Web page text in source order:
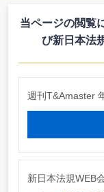
東京高等裁判所第19民
の英文添削に係る差額負
われた控訴審で、差額負
原判決を取消し､更正処
事案の概要
当ページの閲覧
び新日本法
週刊T&Amaster
新日本法規WEB